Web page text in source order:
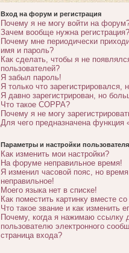
Вход на форум и регистрация
Почему я не могу войти на
Зачем вообще нужна регистрация?
Почему мне периодически
имя и пароль?
Как сделать, чтобы я не
пользователей?
Я забыл пароль!
Я только что зарегистрировался,
Я давно зарегистрирован, но
Что такое COPPA?
Почему я не могу
Для чего предназначена функция
Параметры и настройки пользователя
Как изменить мои настройки?
На форуме неправильное время!
Я изменил часовой пояс, но
неправильное!
Моего языка нет в списке!
Как поместить картинку вместе
Что такое звание и как изменить
Почему, когда я нажимаю ссылку
пользователю электронного
страница входа?